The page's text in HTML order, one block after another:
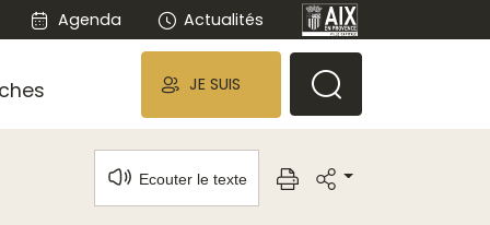
Agenda Actualités
JE SUIS
Ecouter le texte